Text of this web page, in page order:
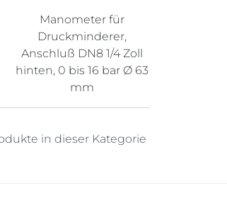
Manometer für
Druckminderer,
Anschluß DN8 1/4 Zoll
hinten, 0 bis 16 bar Ø 63
mm
in dieser Kategorie